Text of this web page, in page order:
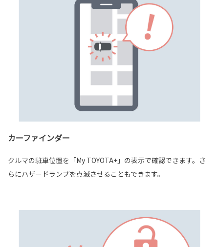
カーファインダー
クルマの駐車位置を「My TOYOTA+」の表示で確認できます。さ
らにハザードランプを点滅させることもできます。